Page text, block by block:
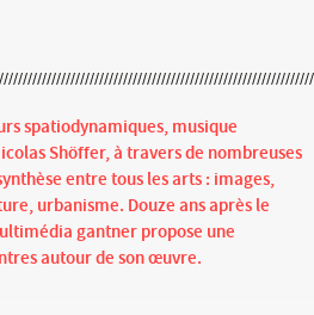
spatiodynamiques, musique
Shöffer, à travers de nombreuses
entre tous les arts : images,
urbanisme. Douze ans après le
gantner propose une
autour de son œuvre.